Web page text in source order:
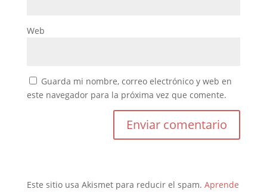
Web
Guarda mi nombre, correo electrónico y web en
este navegador para la próxima vez que comente.
Este sitio usa Akismet para reducir el spam. Aprende